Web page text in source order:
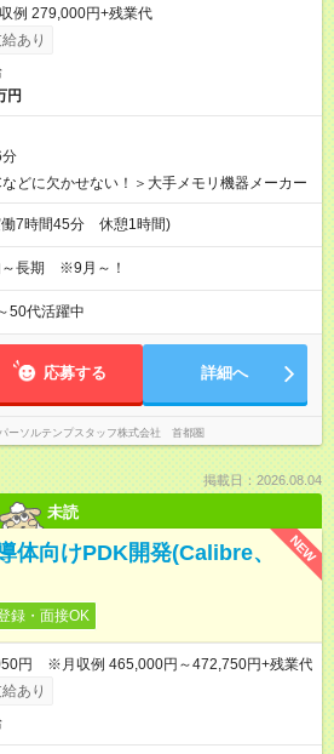
例 279,000円+残業代
あり
円
などに欠かせない！＞大手メモリ機器メーカー
7時間45分 休憩1時間)
～長期 ※9月～！
50代活躍中
応募する 詳細へ
ーソルテンプスタッフ株式会社 首都圏
掲載日：2026.08.04
未読
NEW
体向けPDK開発(Calibre、
録・面接OK
円 ※月収例 465,000円～472,750円+残業代
あり